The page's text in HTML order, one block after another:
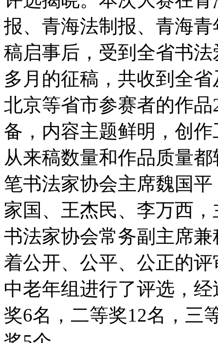
报、青海法制报、青海
稿启事后，受到全省书
多月的征稿，共收到全
北京等省市参赛者的作
备，内容主题鲜明，创
从来稿数量和作品质量
笔书法家协会主席魏国
家国、王杰民、李万西
书法家协会常务副主席
着公开、公平、公正的
中老年组进行了评选，
奖6名，二等奖12名，三